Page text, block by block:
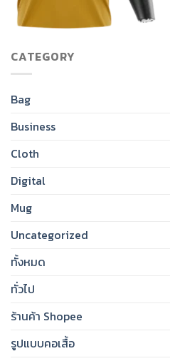
CATEGORY
Bag
Business
Cloth
Digital
Mug
Uncategorized
ทั้งหมด
ทั่วไป
ร้านค้า Shopee
รูปแบบคอเสื้อ